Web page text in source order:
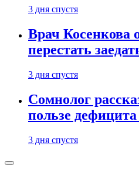
3 дня спустя
Врач Косенкова
перестать
3 дня спустя
Сомнолог
пользе дефицита
3 дня спустя